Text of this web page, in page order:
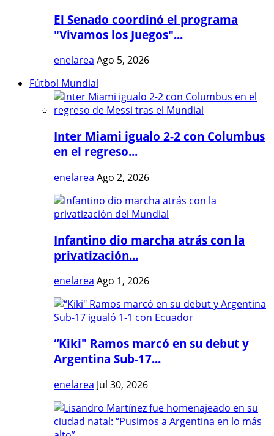
El Senado coordinó el programa
"Vivamos los Juegos"...
enelarea Ago 5, 2026
Fútbol Mundial
Inter Miami igualo 2-2 con Columbus
en el regreso...
enelarea Ago 2, 2026
Infantino dio marcha atrás con la
privatización...
enelarea Ago 1, 2026
“Kiki" Ramos marcó en su debut y
Argentina Sub-17...
enelarea Jul 30, 2026